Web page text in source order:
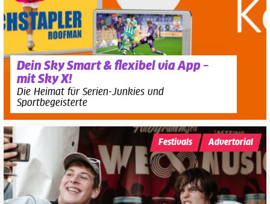
Dein Sky Smart & flexibel via App –
mit Sky X!
Die Heimat für Serien-Junkies und
Sportbegeisterte
Festivals Advertorial